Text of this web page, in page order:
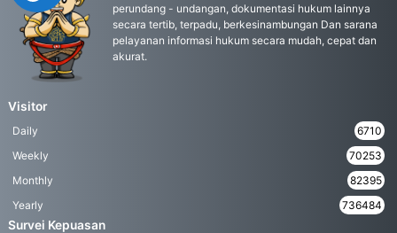
perundang - undangan, dokumentasi hukum lainnya
secara tertib, terpadu, berkesinambungan Dan sarana
pelayanan informasi hukum secara mudah, cepat dan
akurat.
Visitor
Daily
6710
Weekly
70253
Monthly
82395
Yearly
736484
Survei Kepuasan